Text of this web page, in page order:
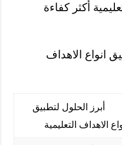
أكثر كفاءة
انواع الاهداف
الحلول لتطبيق
الاهداف التعليمية